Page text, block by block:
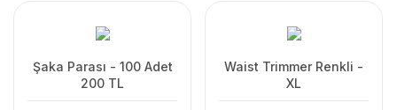
Şaka Parası - 100 Adet
200 TL
Waist Trimmer Renkli -
XL